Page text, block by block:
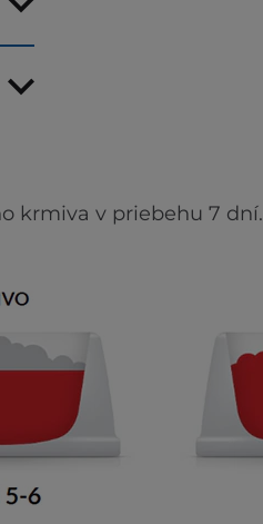
krmiva v priebehu 7 dní.